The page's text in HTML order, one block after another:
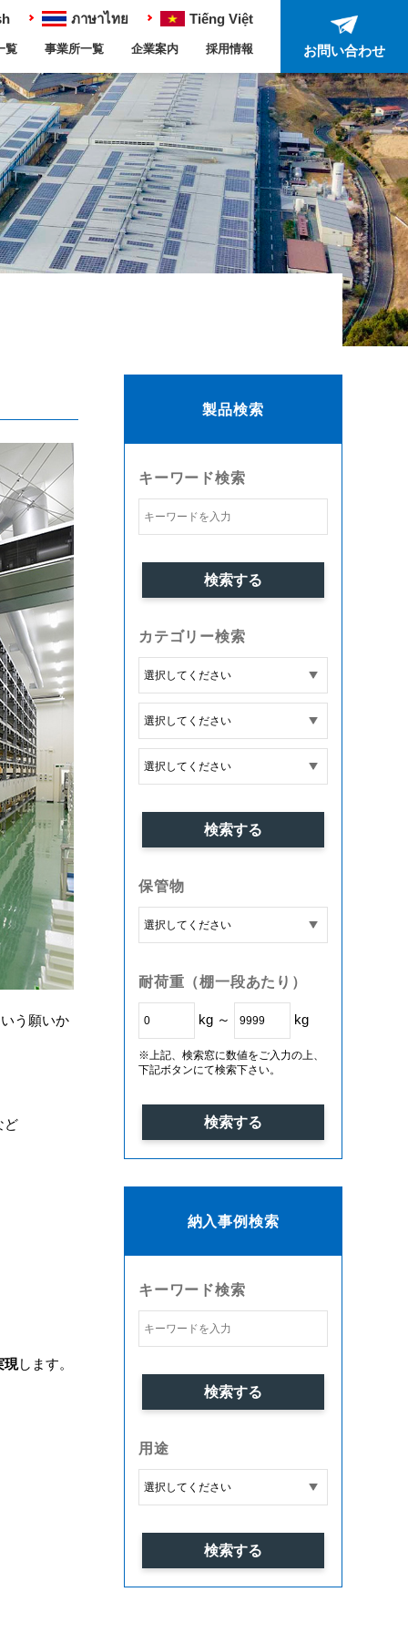
ภาษาไทย Tiếng Việt
覧 事業所一覧 企業案内 採用情報 お問い合わせ
う願いか
ど
現します。
製品検索
キーワード検索
カテゴリー検索
保管物
耐荷重（棚一段あたり）
kg ～ kg
※上記、検索窓に数値をご入力の上、
下記ボタンにて検索下さい。
納入事例検索
キーワード検索
用途